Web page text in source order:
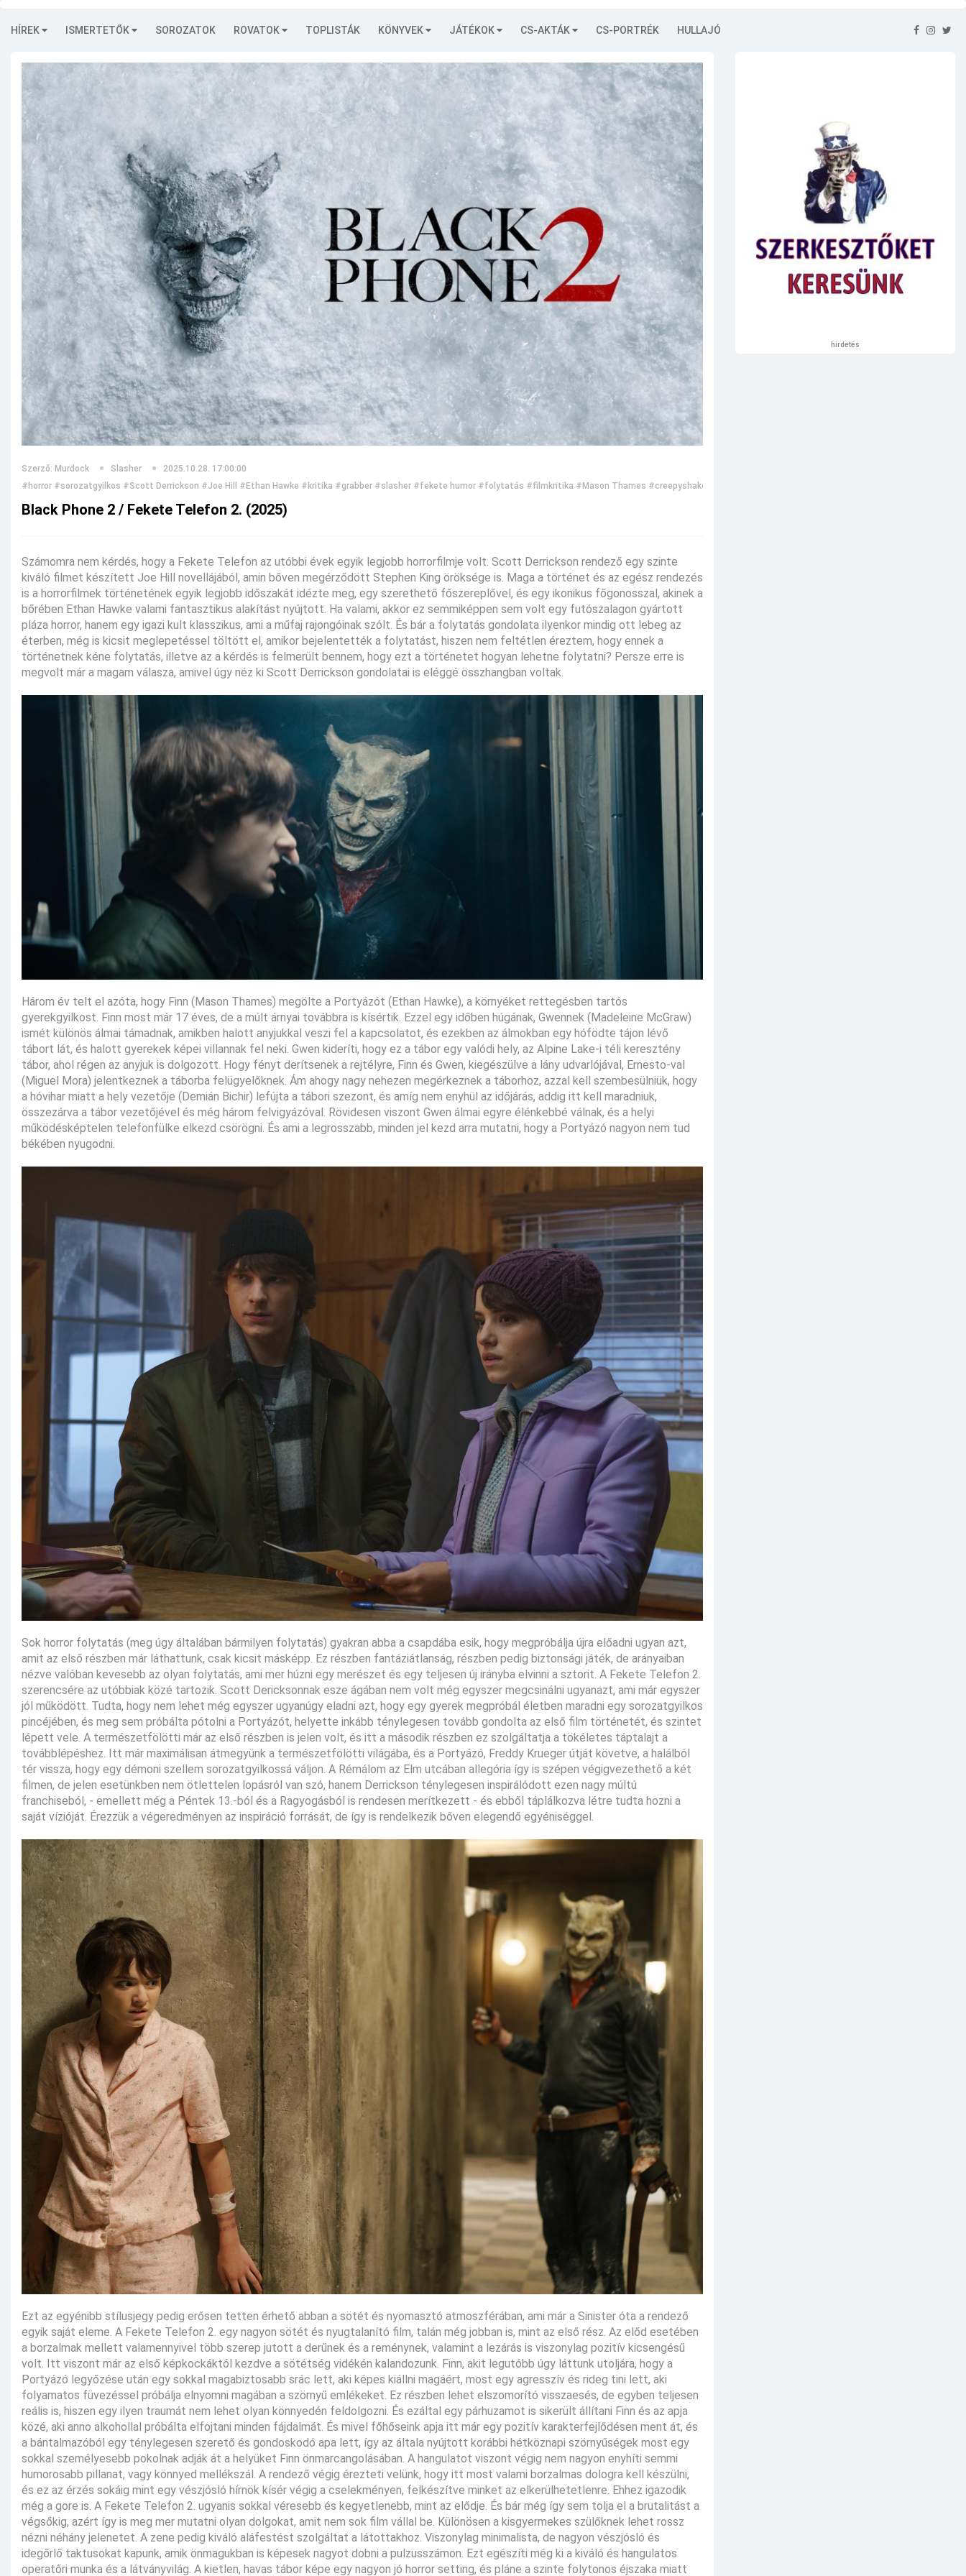
HÍREK ISMERTETŐK SOROZATOK ROVATOK TOPLISTÁK KÖNYVEK JÁTÉKOK CS-AKTÁK CS-PORTRÉK HULLAJÓ
Szerző: Murdock Slasher
2025.10.28. 17:00:00
#horror #sorozatgyilkos #Scott Derrickson #Joe Hill #Ethan Hawke #kritika #grabber #slasher #fekete humor #folytatás #filmkritika #Mason Thames #creepyshake
Black Phone 2 / Fekete Telefon 2. (2025)
Számomra nem kérdés, hogy a Fekete Telefon az utóbbi évek egyik legjobb horrorfilmje volt. Scott Derrickson rendező egy szinte
kiváló filmet készített Joe Hill novellájából, amin bőven megérződött Stephen King öröksége is. Maga a történet és az egész rendezés
is a horrorfilmek történetének egyik legjobb időszakát idézte meg, egy szerethető főszereplővel, és egy ikonikus főgonosszal, akinek a
bőrében Ethan Hawke valami fantasztikus alakítást nyújtott. Ha valami, akkor ez semmiképpen sem volt egy futószalagon gyártott
pláza horror, hanem egy igazi kult klasszikus, ami a műfaj rajongóinak szólt. És bár a folytatás gondolata ilyenkor mindig ott lebeg az
éterben, még is kicsit meglepetéssel töltött el, amikor bejelentették a folytatást, hiszen nem feltétlen éreztem, hogy ennek a
történetnek kéne folytatás, illetve az a kérdés is felmerült bennem, hogy ezt a történetet hogyan lehetne folytatni? Persze erre is
megvolt már a magam válasza, amivel úgy néz ki Scott Derrickson gondolatai is eléggé összhangban voltak.
Három év telt el azóta, hogy Finn (Mason Thames) megölte a Portyázót (Ethan Hawke), a környéket rettegésben tartós
gyerekgyilkost. Finn most már 17 éves, de a múlt árnyai továbbra is kísértik. Ezzel egy időben húgának, Gwennek (Madeleine McGraw)
ismét különös álmai támadnak, amikben halott anyjukkal veszi fel a kapcsolatot, és ezekben az álmokban egy hófödte tájon lévő
tábort lát, és halott gyerekek képei villannak fel neki. Gwen kideríti, hogy ez a tábor egy valódi hely, az Alpine Lake-i téli keresztény
tábor, ahol régen az anyjuk is dolgozott. Hogy fényt derítsenek a rejtélyre, Finn és Gwen, kiegészülve a lány udvarlójával, Ernesto-val
(Miguel Mora) jelentkeznek a táborba felügyelőknek. Ám ahogy nagy nehezen megérkeznek a táborhoz, azzal kell szembesülniük, hogy
a hóvihar miatt a hely vezetője (Demián Bichir) lefújta a tábori szezont, és amíg nem enyhül az időjárás, addig itt kell maradniuk,
összezárva a tábor vezetőjével és még három felvigyázóval. Rövidesen viszont Gwen álmai egyre élénkebbé válnak, és a helyi
működésképtelen telefonfülke elkezd csörögni. És ami a legrosszabb, minden jel kezd arra mutatni, hogy a Portyázó nagyon nem tud
békében nyugodni.
Sok horror folytatás (meg úgy általában bármilyen folytatás) gyakran abba a csapdába esik, hogy megpróbálja újra előadni ugyan azt,
amit az első részben már láthattunk, csak kicsit másképp. Ez részben fantáziátlanság, részben pedig biztonsági játék, de arányaiban
nézve valóban kevesebb az olyan folytatás, ami mer húzni egy merészet és egy teljesen új irányba elvinni a sztorit. A Fekete Telefon 2.
szerencsére az utóbbiak közé tartozik. Scott Dericksonnak esze ágában nem volt még egyszer megcsinálni ugyanazt, ami már egyszer
jól működött. Tudta, hogy nem lehet még egyszer ugyanúgy eladni azt, hogy egy gyerek megpróbál életben maradni egy sorozatgyilkos
pincéjében, és meg sem próbálta pótolni a Portyázót, helyette inkább ténylegesen tovább gondolta az első film történetét, és szintet
lépett vele. A természetfölötti már az első részben is jelen volt, és itt a második részben ez szolgáltatja a tökéletes táptalajt a
továbblépéshez. Itt már maximálisan átmegyünk a természetfölötti világába, és a Portyázó, Freddy Krueger útját követve, a halálból
tér vissza, hogy egy démoni szellem sorozatgyilkossá váljon. A Rémálom az Elm utcában allegória így is szépen végigvezethető a két
filmen, de jelen esetünkben nem ötlettelen lopásról van szó, hanem Derrickson ténylegesen inspirálódott ezen nagy múltú
franchiseból, - emellett még a Péntek 13.-ból és a Ragyogásból is rendesen merítkezett - és ebből táplálkozva létre tudta hozni a
saját vízióját. Érezzük a végeredményen az inspiráció forrását, de így is rendelkezik bőven elegendő egyéniséggel.
Ezt az egyénibb stílusjegy pedig erősen tetten érhető abban a sötét és nyomasztó atmoszférában, ami már a Sinister óta a rendező
egyik saját eleme. A Fekete Telefon 2. egy nagyon sötét és nyugtalanító film, talán még jobban is, mint az első rész. Az előd esetében
a borzalmak mellett valamennyivel több szerep jutott a derűnek és a reménynek, valamint a lezárás is viszonylag pozitív kicsengésű
volt. Itt viszont már az első képkockáktól kezdve a sötétség vidékén kalandozunk. Finn, akit legutóbb úgy láttunk utoljára, hogy a
Portyázó legyőzése után egy sokkal magabiztosabb srác lett, aki képes kiállni magáért, most egy agresszív és rideg tini lett, aki
folyamatos füvezéssel próbálja elnyomni magában a szörnyű emlékeket. Ez részben lehet elszomorító visszaesés, de egyben teljesen
reális is, hiszen egy ilyen traumát nem lehet olyan könnyedén feldolgozni. És ezáltal egy párhuzamot is sikerült állítani Finn és az apja
közé, aki anno alkohollal próbálta elfojtani minden fájdalmát. És mivel főhőseink apja itt már egy pozitív karakterfejlődésen ment át, és
a bántalmazóból egy ténylegesen szerető és gondoskodó apa lett, így az általa nyújtott korábbi hétköznapi szörnyűségek most egy
sokkal személyesebb pokolnak adják át a helyüket Finn önmarcangolásában. A hangulatot viszont végig nem nagyon enyhíti semmi
humorosabb pillanat, vagy könnyed mellékszál. A rendező végig érezteti velünk, hogy itt most valami borzalmas dologra kell készülni,
és ez az érzés sokáig mint egy vészjósló hírnök kísér végig a cselekményen, felkészítve minket az elkerülhetetlenre. Ehhez igazodik
még a gore is. A Fekete Telefon 2. ugyanis sokkal véresebb és kegyetlenebb, mint az elődje. És bár még így sem tolja el a brutalitást a
végsőkig, azért így is meg mer mutatni olyan dolgokat, amit nem sok film vállal be. Különösen a kisgyermekes szülőknek lehet rossz
nézni néhány jelenetet. A zene pedig kiváló aláfestést szolgáltat a látottakhoz. Viszonylag minimalista, de nagyon vészjósló és
idegőrlő taktusokat kapunk, amik önmagukban is képesek nagyot dobni a pulzusszámon. Ezt egészíti még ki a kiváló és hangulatos
operatőri munka és a látványvilág. A kietlen, havas tábor képe egy nagyon jó horror setting, és pláne a szinte folytonos éjszaka miatt
hirdetés